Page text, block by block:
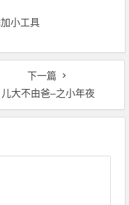
小工具
下一篇
儿大不由爸–之小年夜